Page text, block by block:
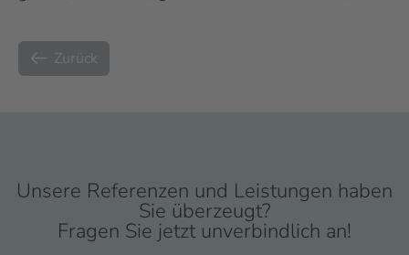
Zurück
Unsere Referenzen und Leistungen haben
Sie überzeugt?
Fragen Sie jetzt unverbindlich an!